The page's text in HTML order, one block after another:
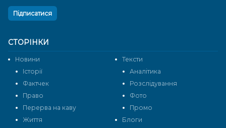
СТОРІНКИ
Новини
Тексти
Історії
Аналітика
Фактчек
Розслідування
Право
Фото
Перерва на каву
Промо
Життя
Блоги
Підписатися